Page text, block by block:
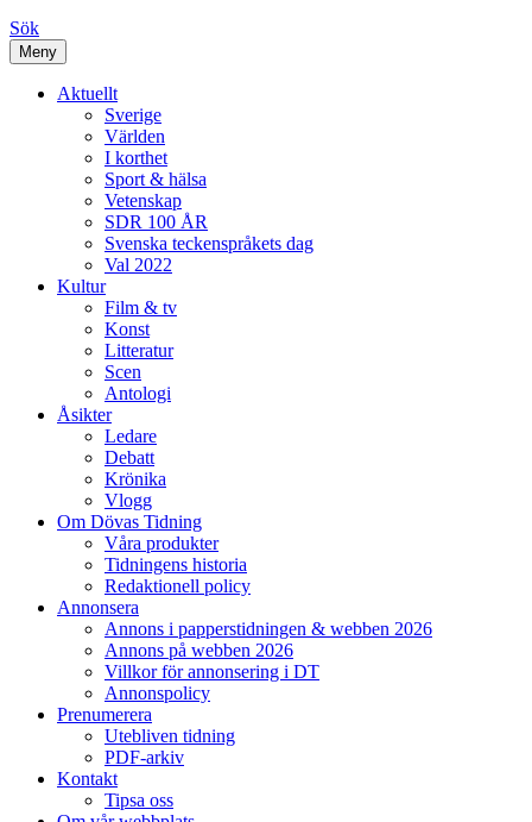
Sök
Meny
Aktuellt
Sverige
Världen
I korthet
Sport & hälsa
Vetenskap
SDR 100 ÅR
Svenska teckenspråkets dag
Val 2022
Kultur
Film & tv
Konst
Litteratur
Scen
Antologi
Åsikter
Ledare
Debatt
Krönika
Vlogg
Om Dövas Tidning
Våra produkter
Tidningens historia
Redaktionell policy
Annonsera
Annons i papperstidningen & webben 2026
Annons på webben 2026
Villkor för annonsering i DT
Annonspolicy
Prenumerera
Utebliven tidning
PDF-arkiv
Kontakt
Tipsa oss